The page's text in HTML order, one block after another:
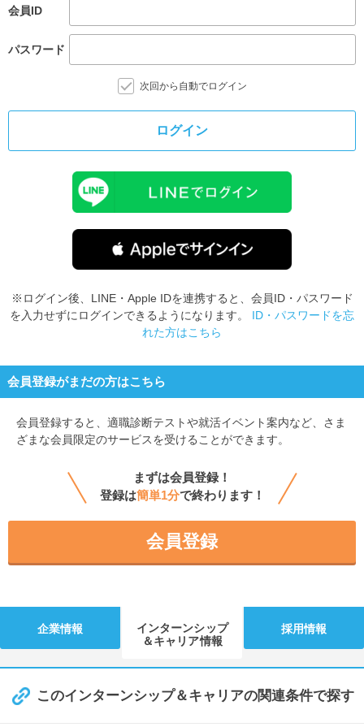
会員ID
パスワード
次回から自動でログイン
ログイン
※ログイン後、LINE・Apple IDを連携すると、会員ID・パスワード
を入力せずにログインできるようになります。 ID・パスワードを忘
れた方はこちら
会員登録がまだの方はこちら
会員登録すると、 適職診断テストや就活イベント案内など、さま
ざまな会員限定のサービスを受けることができます。
まずは会員登録！
登録は簡単1分で終わります！
会員登録
企業情報
インターンシップ
＆キャリア情報
採用情報
このインターンシップ＆キャリアの関連条件で探す